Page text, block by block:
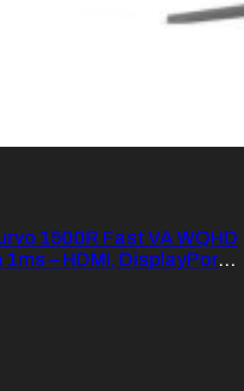
1500R Fast VA WQHD
– HDMI, DisplayPort,